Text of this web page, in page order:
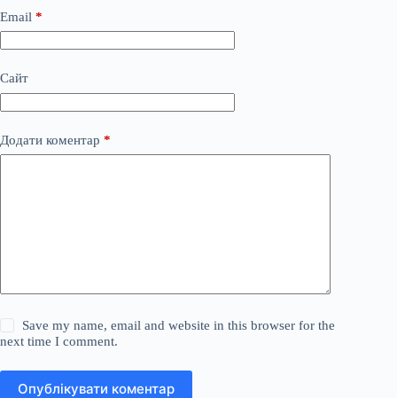
Email *
Сайт
Додати коментар *
Save my name, email and website in this browser for the
next time I comment.
Опублікувати коментар